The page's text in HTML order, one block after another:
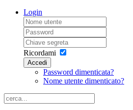
Login
Ricordami
Accedi
Password dimenticata?
Nome utente dimenticato?